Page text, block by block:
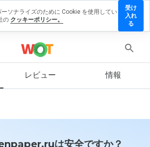
レビュー 情報
は安全ですか？
ソナライズのために Cookie を使用してい
の クッキーポリシー。
受け
入れ
る